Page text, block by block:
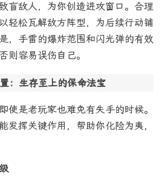
盲敌人，为你创造进攻窗口。合理
轻松瓦解敌方阵型，为后续行动铺
，手雷的爆炸范围和闪光弹的有效
则容易误伤自己。
：生存至上的保命法宝
使是老玩家也难免有失手的时候。
发挥关键作用，帮助你化险为夷，